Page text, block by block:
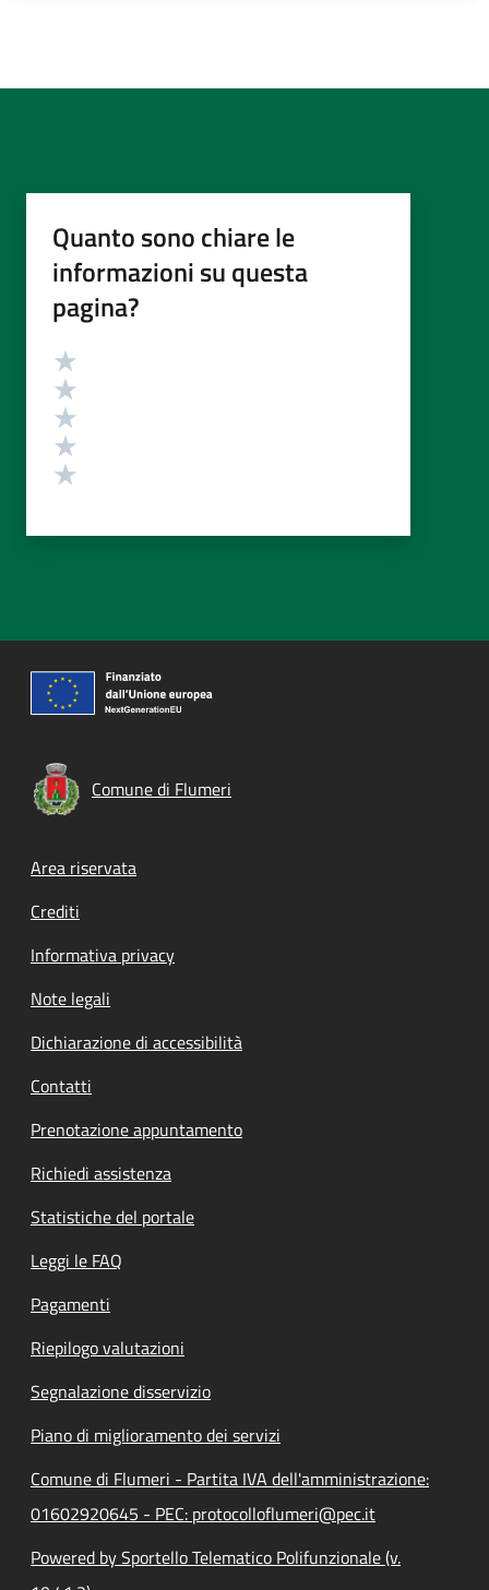
Quanto sono chiare le
informazioni su questa
pagina?
Valutazione
Comune di Flumeri
Footer menu
Area riservata
Crediti
Informativa privacy
Note legali
Dichiarazione di accessibilità
Contatti
Prenotazione appuntamento
Richiedi assistenza
Statistiche del portale
Leggi le FAQ
Pagamenti
Riepilogo valutazioni
Segnalazione disservizio
Piano di miglioramento dei servizi
Comune di Flumeri - Partita IVA dell'amministrazione:
01602920645 - PEC: protocolloflumeri@pec.it
Powered by Sportello Telematico Polifunzionale (v.